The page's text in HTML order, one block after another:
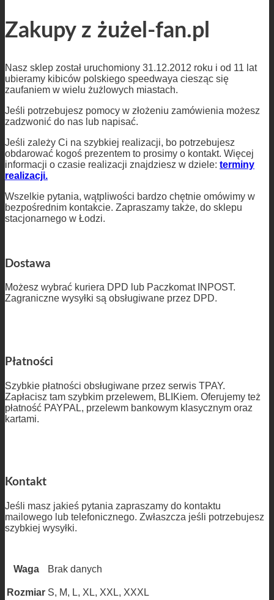
Zakupy z żużel-fan.pl
Nasz sklep został uruchomiony 31.12.2012 roku i od 11 lat
ubieramy kibiców polskiego speedwaya ciesząc się
zaufaniem w wielu żużlowych miastach.
Jeśli potrzebujesz pomocy w złożeniu zamówienia możesz
zadzwonić do nas lub napisać.
Jeśli zależy Ci na szybkiej realizacji, bo potrzebujesz
obdarować kogoś prezentem to prosimy o kontakt. Więcej
informacji o czasie realizacji znajdziesz w dziele: terminy
realizacji.
Wszelkie pytania, wątpliwości bardzo chętnie omówimy w
bezpośrednim kontakcie. Zapraszamy także, do sklepu
stacjonarnego w Łodzi.
Dostawa
Możesz wybrać kuriera DPD lub Paczkomat INPOST.
Zagraniczne wysyłki są obsługiwane przez DPD.
Płatności
Szybkie płatności obsługiwane przez serwis TPAY.
Zapłacisz tam szybkim przelewem, BLIKiem. Oferujemy też
płatność PAYPAL, przelewm bankowym klasycznym oraz
kartami.
Kontakt
Jeśli masz jakieś pytania zapraszamy do kontaktu
mailowego lub telefonicznego. Zwłaszcza jeśli potrzebujesz
szybkiej wysyłki.
Waga Brak danych
Rozmiar S, M, L, XL, XXL, XXXL